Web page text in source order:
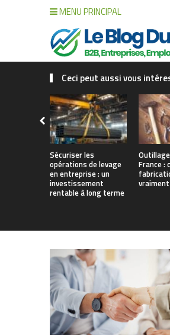
MENU PRINCIPAL
Ceci peut aussi vous
Sécuriser les
opérations de levage
en entreprise : un
investissement
rentable à long terme
France :